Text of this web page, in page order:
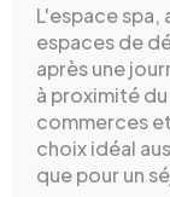
L'espace spa,
espaces de
après une
à proximité
commerces
choix idéal
que pour un